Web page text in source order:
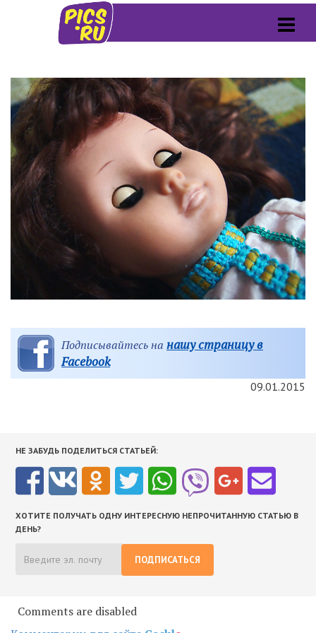
Подписывайтесь на нашу страницу в
Facebook
09.01.2015
НЕ ЗАБУДЬ ПОДЕЛИТЬСЯ СТАТЬЕЙ:
ХОТИТЕ ПОЛУЧАТЬ ОДНУ ИНТЕРЕСНУЮ НЕПРОЧИТАННУЮ СТАТЬЮ В
ДЕНЬ?
ПОДПИСАТЬСЯ
Comments are disabled